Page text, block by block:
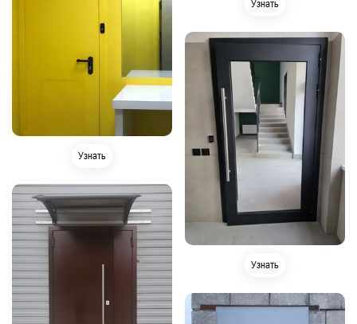
Узнать
Узнать
Узнать